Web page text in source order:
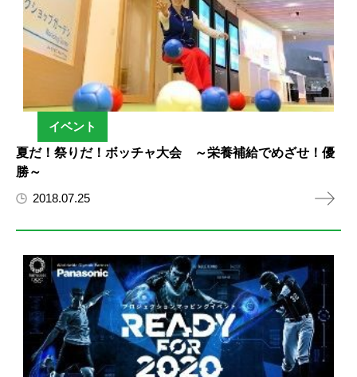
イベント
夏だ！祭りだ！ボッチャ大会 ～栄養補給でめざせ！優
勝～
2018.07.25